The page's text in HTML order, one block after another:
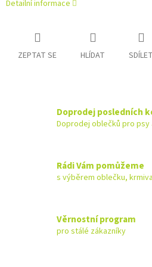
Detailní informace
ZEPTAT SE HLÍDAT SDÍLET
Doprodej posledních
Doprodej oblečků pro psy
Rádi Vám pomůžeme
s výběrem oblečku,
Věrnostní program
pro stálé zákazníky